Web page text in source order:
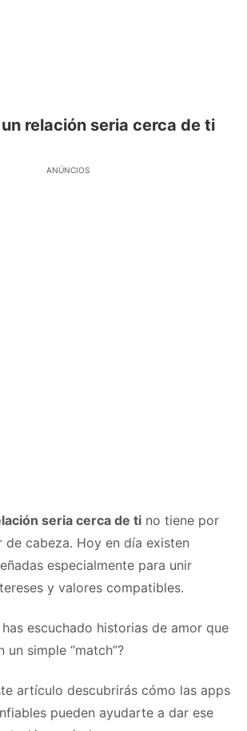
relación seria cerca de ti
ANÚNCIOS
seria cerca de ti no tiene por
de cabeza. Hoy en día existen
especialmente para unir
y valores compatibles.
escuchado historias de amor que
un simple “match”?
artículo descubrirás cómo las apps
pueden ayudarte a dar ese